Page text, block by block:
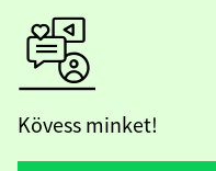
Kövess minket!